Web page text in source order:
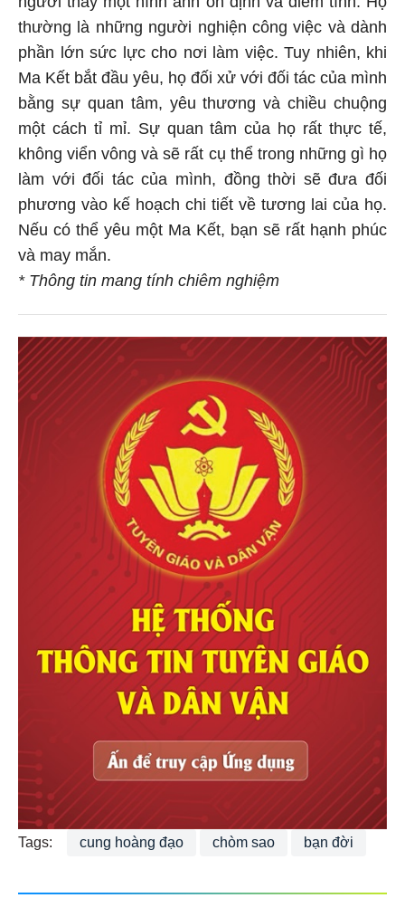
người thấy một hình ảnh ổn định và điềm tĩnh. Họ
thường là những người nghiện công việc và dành
phần lớn sức lực cho nơi làm việc. Tuy nhiên, khi
Ma Kết bắt đầu yêu, họ đối xử với đối tác của mình
bằng sự quan tâm, yêu thương và chiều chuộng
một cách tỉ mỉ. Sự quan tâm của họ rất thực tế,
không viển vông và sẽ rất cụ thể trong những gì họ
làm với đối tác của mình, đồng thời sẽ đưa đối
phương vào kế hoạch chi tiết về tương lai của họ.
Nếu có thể yêu một Ma Kết, bạn sẽ rất hạnh phúc
và may mắn.
* Thông tin mang tính chiêm nghiệm
Tags: cung hoàng đạo chòm sao bạn đời